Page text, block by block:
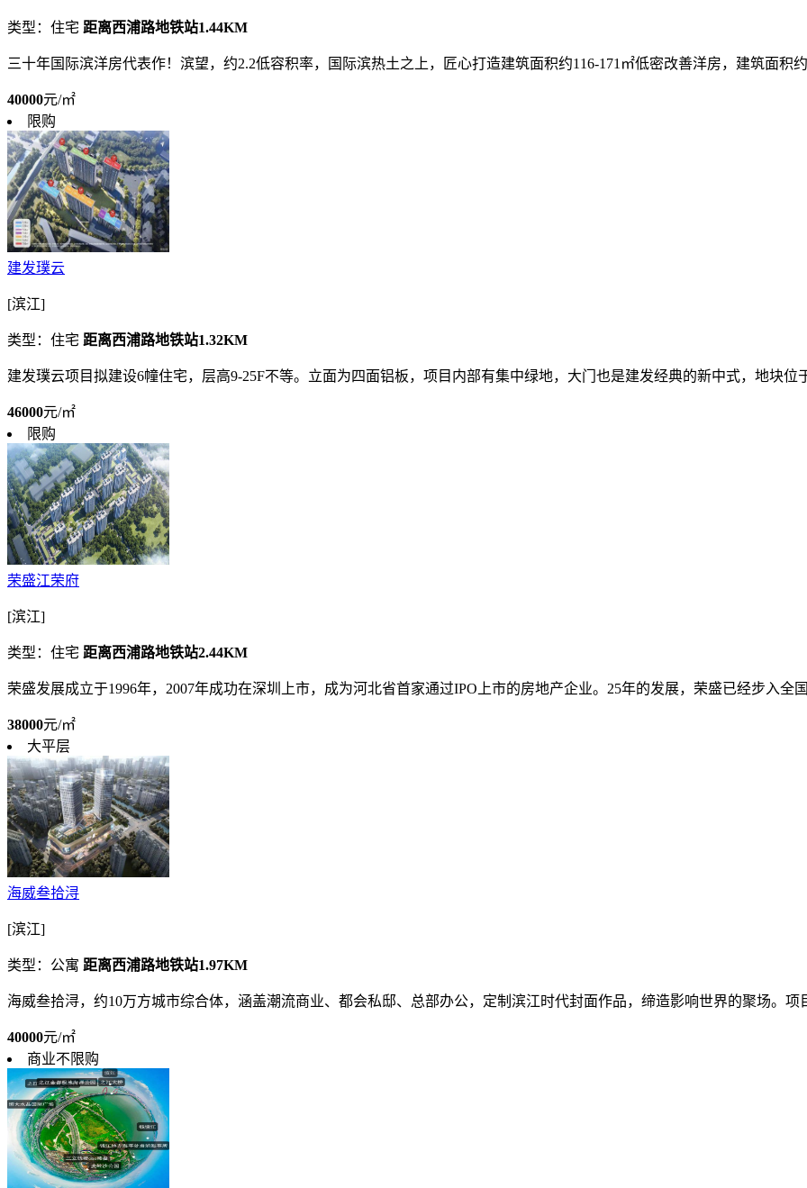
类型：住宅 距离西浦路地铁站1.44KM
三十年国际滨洋房代表作！滨望，约2.2低容积率，国际滨热土之上，匠心打造建筑面积约116-171㎡低密改善洋房，建筑面积
40000元/㎡
限购
建发璞云
[滨江]
类型：住宅 距离西浦路地铁站1.32KM
建发璞云项目拟建设6幢住宅，层高9-25F不等。立面为四面铝板，项目内部有集中绿地，大门也是建发经典的新中式，地块位
46000元/㎡
限购
荣盛江荣府
[滨江]
类型：住宅 距离西浦路地铁站2.44KM
荣盛发展成立于1996年，2007年成功在深圳上市，成为河北省首家通过IPO上市的房地产企业。25年的发展，荣盛已经步入全
38000元/㎡
大平层
海威叁拾浔
[滨江]
类型：公寓 距离西浦路地铁站1.97KM
海威叁拾浔，约10万方城市综合体，涵盖潮流商业、都会私邸、总部办公，定制滨江时代封面作品，缔造影响世界的聚场。项
40000元/㎡
商业不限购